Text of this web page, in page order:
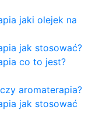
jaki olejek na
jak stosować?
co to jest?
aromaterapia?
jak stosować